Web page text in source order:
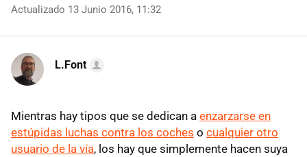
Actualizado 13 Junio 2016, 11:32
L.Font
Mientras hay tipos que se dedican a enzarzarse en
estúpidas luchas contra los coches o cualquier otro
usuario de la vía, los hay que simplemente hacen suya